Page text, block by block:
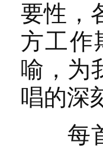
要性，
方工作
喻，为
唱的深
每首